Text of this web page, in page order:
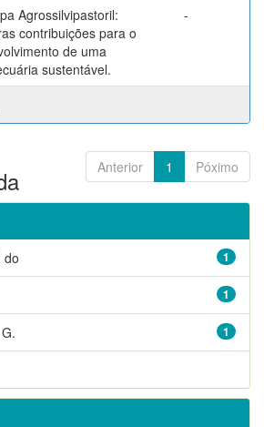
Agrossilvipastoril:
contribuições para o
de uma
sustentável.
-
Anterior 1 Póximo
1
do
1
1